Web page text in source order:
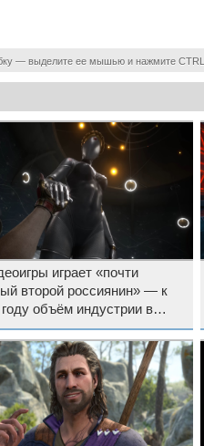
— выделите ее мышью и нажмите
играет «почти
второй россиянин» — к
объём индустрии в
превысит полтриллиона